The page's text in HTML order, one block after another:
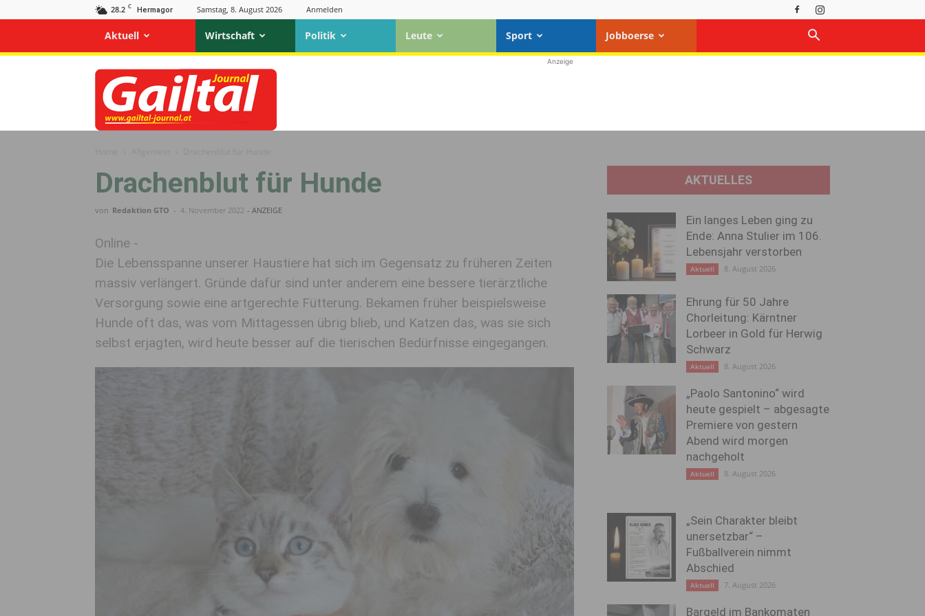
28.2 C Hermagor Samstag, 8. August 2026 Anmelden
Aktuell Wirtschaft Politik Leute Sport Jobboerse
Gailtal
Journal
Anzeige
Drachenblut für Hunde
von Redaktion GTO - 4. November 2022 - ANZEIGE
Online -
Die Lebensspanne unserer Haustiere hat sich im Gegensatz zu früheren Zeiten
massiv verlängert. Gründe dafür sind unter anderem eine bessere tierärztliche
Versorgung sowie eine artgerechte Fütterung. Bekamen früher beispielsweise
Hunde oft das, was vom Mittagessen übrig blieb, und Katzen das, was sie sich
selbst erjagten, wird heute besser auf die tierischen Bedürfnisse eingegangen.
AKTUELLES
Ein langes Leben ging zu
Ende: Anna Stulier im 106.
Lebensjahr verstorben
Aktuell 8. August 2026
Ehrung für 50 Jahre
Chorleitung: Kärntner
Lorbeer in Gold für Herwig
Schwarz
Aktuell 8. August 2026
„Paolo Santonino“ wird
heute gespielt – abgesagte
Premiere von gestern
Abend wird morgen
nachgeholt
Aktuell 8. August 2026
„Sein Charakter bleibt
unersetzbar“ –
Fußballverein nimmt
Abschied
Aktuell 7. August 2026
Bargeld im Bankomaten